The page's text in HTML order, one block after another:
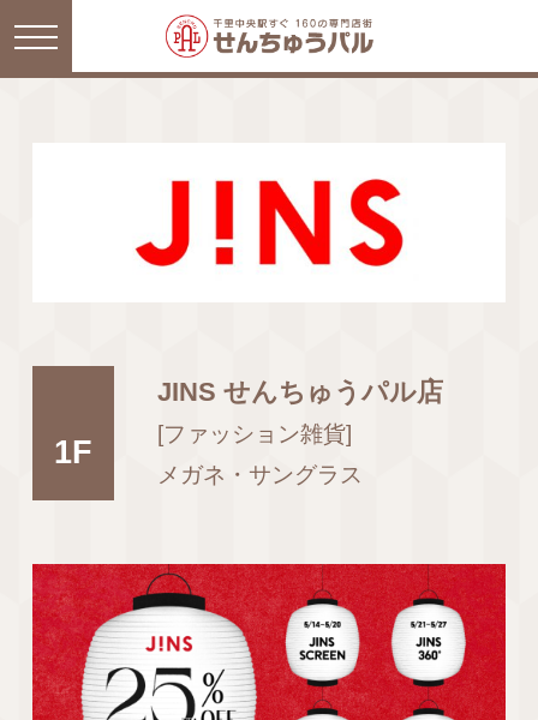
1F
JINS せんちゅうパル店
[ファッション雑貨]
メガネ・サングラス